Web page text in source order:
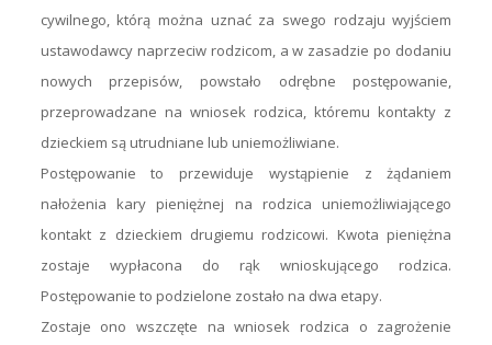
cywilnego, którą można uznać za swego rodzaju wyjściem
ustawodawcy naprzeciw rodzicom, a w zasadzie po dodaniu
nowych przepisów, powstało odrębne postępowanie,
przeprowadzane na wniosek rodzica, któremu kontakty z
dzieckiem są utrudniane lub uniemożliwiane.
Postępowanie to przewiduje wystąpienie z żądaniem
nałożenia kary pieniężnej na rodzica uniemożliwiającego
kontakt z dzieckiem drugiemu rodzicowi. Kwota pieniężna
zostaje wypłacona do rąk wnioskującego rodzica.
Postępowanie to podzielone zostało na dwa etapy.
Zostaje ono wszczęte na wniosek rodzica o zagrożenie